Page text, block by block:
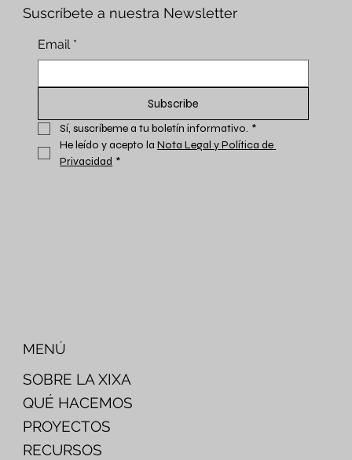
Suscríbete a nuestra Newsletter
Email *
Subscribe
Sí, suscríbeme a tu boletín informativo. *
He leído y acepto la Nota Legal y Política de
Privacidad *
SOBRE LA XIXA
QUÉ HACEMOS
PROYECTOS
RECURSOS
MENÚ